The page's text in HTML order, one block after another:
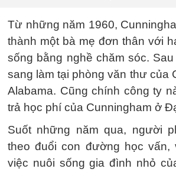
Từ những năm 1960,
thành một bà mẹ đơn thân với
sống bằng nghề chăm sóc.
sang làm tại phòng văn thư của
Alabama. Cũng chính công ty
trả học phí của Cunningham ở
Suốt những năm qua, người
theo đuổi con đường học
việc nuôi sống gia đình nhỏ